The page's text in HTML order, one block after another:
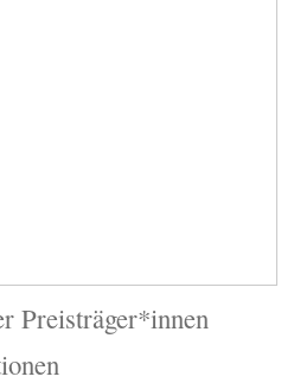
Preisträger*innen